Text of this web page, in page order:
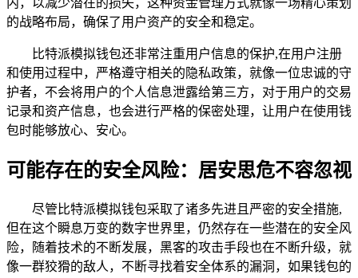
内，以减少潜在的损失，这种资金管理方式就像一场精心策划
的战略布局，确保了用户资产的安全和稳定。
比特派模拟钱包还非常注重用户信息的保护,在用户注册
和使用过程中，严格遵守相关的隐私政策，就像一位忠诚的守
护者，不会将用户的个人信息泄露给第三方，对于用户的交易
记录和资产信息，也会进行严格的保密处理，让用户在使用钱
包时能够放心、安心。
可能存在的安全风险：居安思危不容忽视
尽管比特派模拟钱包采取了诸多先进且严密的安全措施,
但在这个瞬息万变的数字世界里，仍然存在一些潜在的安全风
险，随着技术的不断发展，黑客的攻击手段也在不断升级，就
像一群狡猾的敌人，不断寻找着安全体系的漏洞，如果钱包的